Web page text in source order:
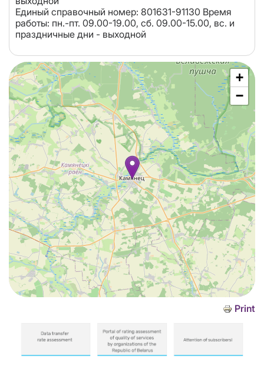
Единый справочный номер: 801631-91130 Время
работы: пн.-пт. 09.00-19.00, сб. 09.00-15.00, вc. и
праздничные дни - выходной
+
−
Print